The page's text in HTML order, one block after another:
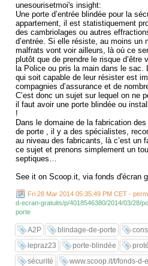
unesourisetmoi's insight:
Une porte d’entrée blindée pour la
appartement, il est statistiquement
des cambriolages ou autres
d’entrée. Si elle résiste, au moins un
malfrats vont voir ailleurs, là où ce
plutôt que de prendre le risque
la Police ou pris la main dans le sac.
qui soit capable de leur résister est
compagnies d’assurance et de
C’est donc un sujet sur lequel on ne
il faut avoir une porte blindée ou
!
Dans le domaine de la fabrication
de porte , il y a des spécialistes,
au niveau des fabricants, là c’est un
ce sujet et prenons simplement un
septiques…
See it on Scoop.it, via fonds d'écran
Fri 28 Mar 2014 05:35:49 PM CET -
d-ecran-gratuits/p/4018546380/2014/03/28/
porte
A2P blindage-de-porte
lepraz23
porte-blindée
sécurité
www.scoop.it/t/fonds-d-